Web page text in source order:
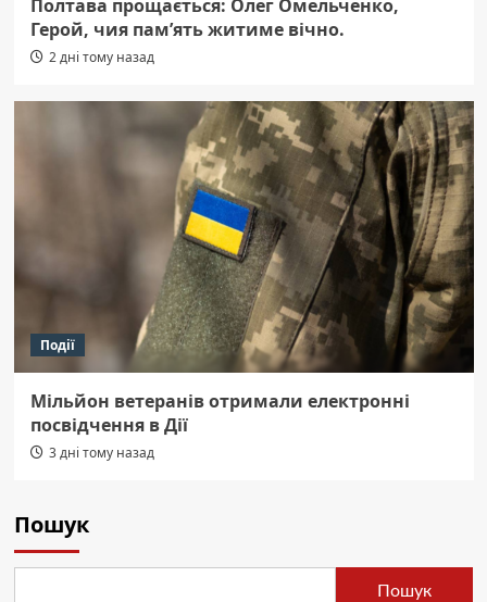
Полтава прощається: Олег Омельченко,
Герой, чия пам’ять житиме вічно.
2 дні тому назад
Події
Мільйон ветеранів отримали електронні
посвідчення в Дії
3 дні тому назад
Пошук
Пошук